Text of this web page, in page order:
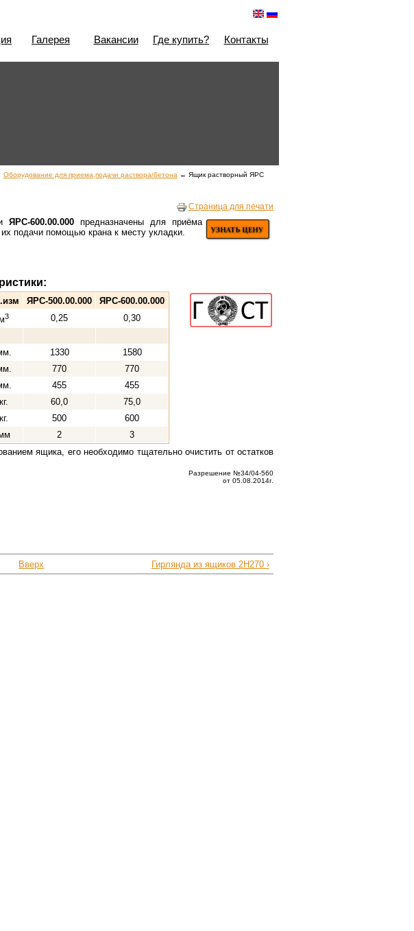
Галерея Вакансии Где купить? Контакты
Оборудование для приема,подачи раствора/бетона ← Ящик растворный ЯРС
Страница для печати
ЯРС-600.00.000 предназначены для приёма
подачи помощью крана к месту укладки.
ЯРС-500.00.000
ЯРС-600.00.000
3 0,25
0,30
1330
1580
770
770
455
455
кг. 60,0
75,0
кг. 500
600
2
3
ящика, его необходимо тщательно очистить от остатков
Разрешение №34/04-560
от 05.08.2014г.
Вверх Гирлянда из ящиков 2Н270 ›